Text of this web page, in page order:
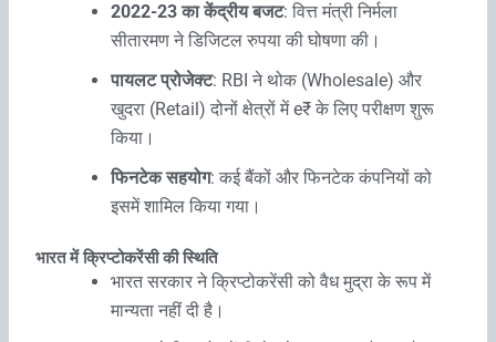
2022-23 का केंद्रीय बजट: वित्त मंत्री निर्मला
सीतारमण ने डिजिटल रुपया की घोषणा की।
पायलट प्रोजेक्ट: RBI ने थोक (Wholesale) और
खुदरा (Retail) दोनों क्षेत्रों में e₹ के लिए परीक्षण शुरू
किया।
फिनटेक सहयोग: कई बैंकों और फिनटेक कंपनियों को
इसमें शामिल किया गया।
भारत में क्रिप्टोकरेंसी की स्थिति
भारत सरकार ने क्रिप्टोकरेंसी को वैध मुद्रा के रूप में
मान्यता नहीं दी है।